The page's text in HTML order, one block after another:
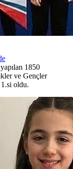
1850
ve Gençler
oldu.